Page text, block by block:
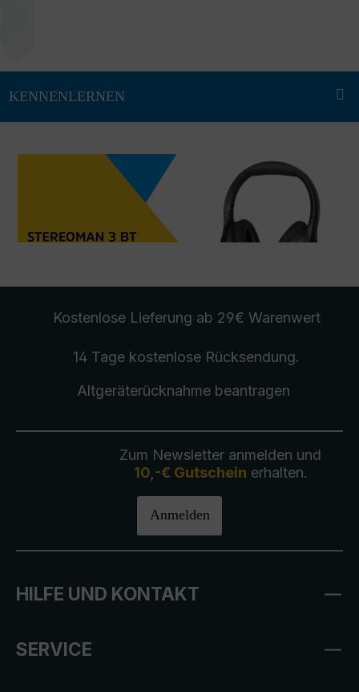
Kostenlose Lieferung ab 29€ Warenwert
14 Tage kostenlose Rücksendung.
Altgeräterücknahmebeantragen
Zum Newsletter anmelden und
10,-€ Gutschein erhalten.
Anmelden
HILFE UND KONTAKT
SERVICE